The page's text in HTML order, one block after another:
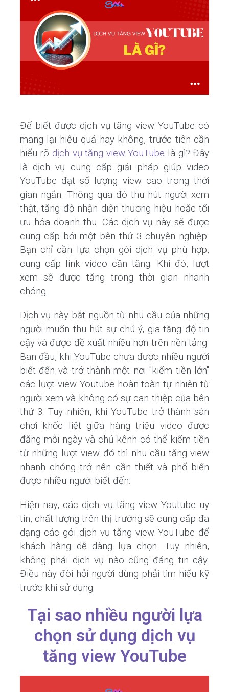
Để biết được dịch vụ tăng view YouTube có
mang lại hiệu quả hay không, trước tiên cần
hiểu rõ dịch vụ tăng view YouTube là gì? Đây
là dịch vụ cung cấp giải pháp giúp video
YouTube đạt số lượng view cao trong thời
gian ngắn. Thông qua đó thu hút người xem
thật, tăng độ nhận diện thương hiệu hoặc tối
ưu hóa doanh thu. Các dịch vụ này sẽ được
cung cấp bởi một bên thứ 3 chuyên nghiệp.
Bạn chỉ cần lựa chọn gói dịch vụ phù hợp,
cung cấp link video cần tăng. Khi đó, lượt
xem sẽ được tăng trong thời gian nhanh
chóng.
Dịch vụ này bắt nguồn từ nhu cầu của những
người muốn thu hút sự chú ý, gia tăng độ tin
cậy và được đề xuất nhiều hơn trên nền tảng.
Ban đầu, khi YouTube chưa được nhiều người
biết đến và trở thành một nơi "kiếm tiền lớn"
các lượt view Youtube hoàn toàn tự nhiên từ
người xem và không có sự can thiệp của bên
thứ 3. Tuy nhiên, khi YouTube trở thành sàn
chơi khốc liệt giữa hàng triệu video được
đăng mỗi ngày và chủ kênh có thể kiếm tiền
từ những lượt view đó thì nhu cầu tăng view
nhanh chóng trở nên cần thiết và phổ biến
được nhiều người biết đến.
Hiện nay, các dịch vụ tăng view Youtube uy
tín, chất lượng trên thị trường sẽ cung cấp đa
dạng các gói dịch vụ tăng view YouTube để
khách hàng dễ dàng lựa chọn. Tuy nhiên,
không phải dịch vụ nào cũng đáng tin cậy.
Điều này đòi hỏi người dùng phải tìm hiểu kỹ
trước khi sử dụng.
Tại sao nhiều người lựa
chọn sử dụng dịch vụ
tăng view YouTube